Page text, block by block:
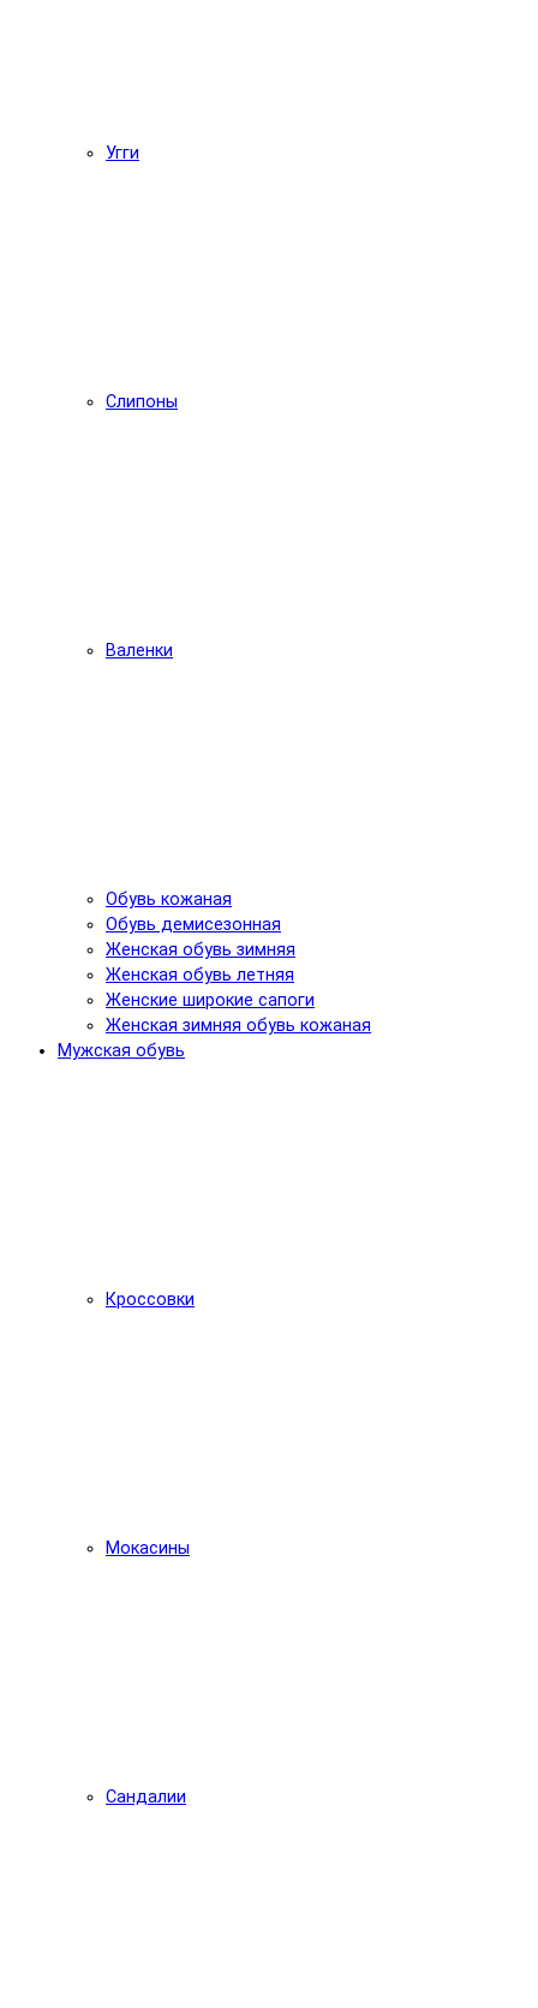
Угги
Слипоны
Валенки
Обувь кожаная
Обувь демисезонная
Женская обувь зимняя
Женская обувь летняя
Женские широкие сапоги
Женская зимняя обувь кожаная
Мужская обувь
Кроссовки
Мокасины
Сандалии